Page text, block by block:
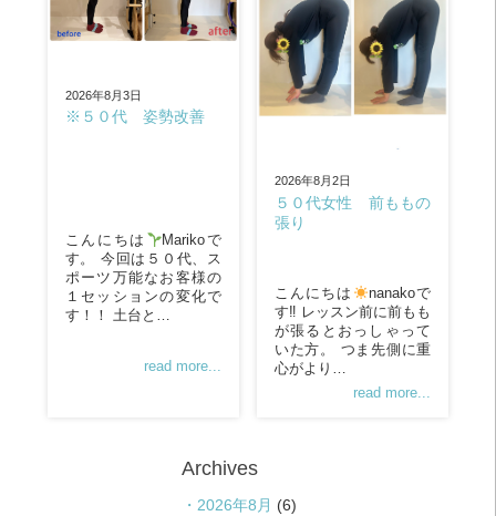
2026年8月3日
※５０代 姿勢改善
こんにちは
Marikoで
す。 今回は５０代、ス
ポーツ万能なお客様の
１セッションの変化で
す！！ 土台と…
read more...
2026年8月2日
５０代女性 前ももの
張り
こんにちは
nanakoで
す‼︎ レッスン前に前もも
が張るとおっしゃって
いた方。 つま先側に重
心がより…
read more...
Archives
2026年8月 (6)